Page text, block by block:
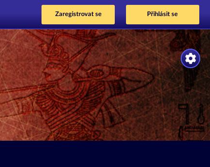
Zaregistrovat se Přihlásit se